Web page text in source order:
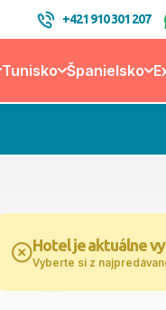
+421 910 301 207
Tunisko Španielsko
Hotel je aktuálne
Vyberte si z